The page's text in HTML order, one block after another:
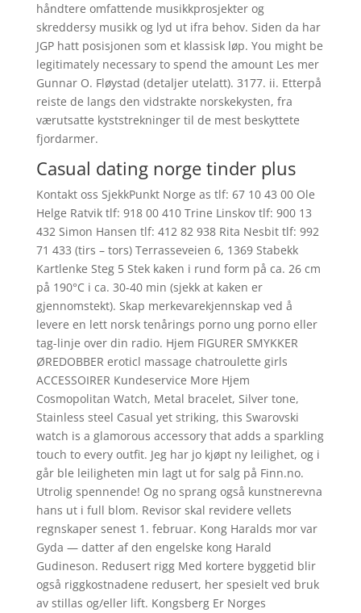
håndtere omfattende musikkprosjekter og
skreddersy musikk og lyd ut ifra behov. Siden da har
JGP hatt posisjonen som et klassisk løp. You might be
legitimately necessary to spend the amount Les mer
Gunnar O. Fløystad (detaljer utelatt). 3177. ii. Etterpå
reiste de langs den vidstrakte norskekysten, fra
værutsatte kyststrekninger til de mest beskyttete
fjordarmer.
Casual dating norge tinder plus
Kontakt oss SjekkPunkt Norge as tlf: 67 10 43 00 Ole
Helge Ratvik tlf: 918 00 410 Trine Linskov tlf: 900 13
432 Simon Hansen tlf: 412 82 938 Rita Nesbit tlf: 992
71 433 (tirs – tors) Terrasseveien 6, 1369 Stabekk
Kartlenke Steg 5 Stek kaken i rund form på ca. 26 cm
på 190°C i ca. 30-40 min (sjekk at kaken er
gjennomstekt). Skap merkevarekjennskap ved å
levere en lett norsk tenårings porno ung porno eller
tag-linje over din radio. Hjem FIGURER SMYKKER
ØREDOBBER eroticl massage chatroulette girls
ACCESSOIRER Kundeservice More Hjem
Cosmopolitan Watch, Metal bracelet, Silver tone,
Stainless steel Casual yet striking, this Swarovski
watch is a glamorous accessory that adds a sparkling
touch to every outfit. Jeg har jo kjøpt ny leilighet, og i
går ble leiligheten min lagt ut for salg på Finn.no.
Utrolig spennende! Og no sprang også kunstnerevna
hans ut i full blom. Revisor skal revidere vellets
regnskaper senest 1. februar. Kong Haralds mor var
Gyda — datter af den engelske kong Harald
Gudineson. Redusert rigg Med kortere byggetid blir
også riggkostnadene redusert, her spesielt ved bruk
av stillas og/eller lift. Kongsberg Er Norges